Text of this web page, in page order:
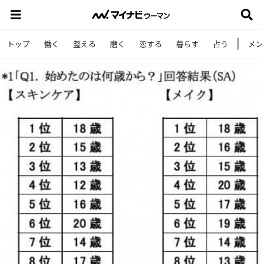
トップ 働く 整える 磨く 恋する 暮らす 占う メ